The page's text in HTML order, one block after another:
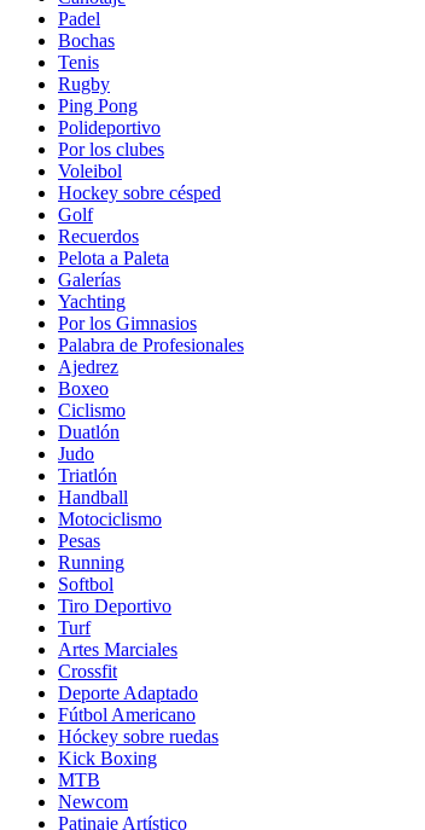
Padel
Bochas
Tenis
Rugby
Ping Pong
Polideportivo
Por los clubes
Voleibol
Hockey sobre césped
Golf
Recuerdos
Pelota a Paleta
Galerías
Yachting
Por los Gimnasios
Palabra de Profesionales
Ajedrez
Boxeo
Ciclismo
Duatlón
Judo
Triatlón
Handball
Motociclismo
Pesas
Running
Softbol
Tiro Deportivo
Turf
Artes Marciales
Crossfit
Deporte Adaptado
Fútbol Americano
Hóckey sobre ruedas
Kick Boxing
MTB
Newcom
Patinaje Artístico